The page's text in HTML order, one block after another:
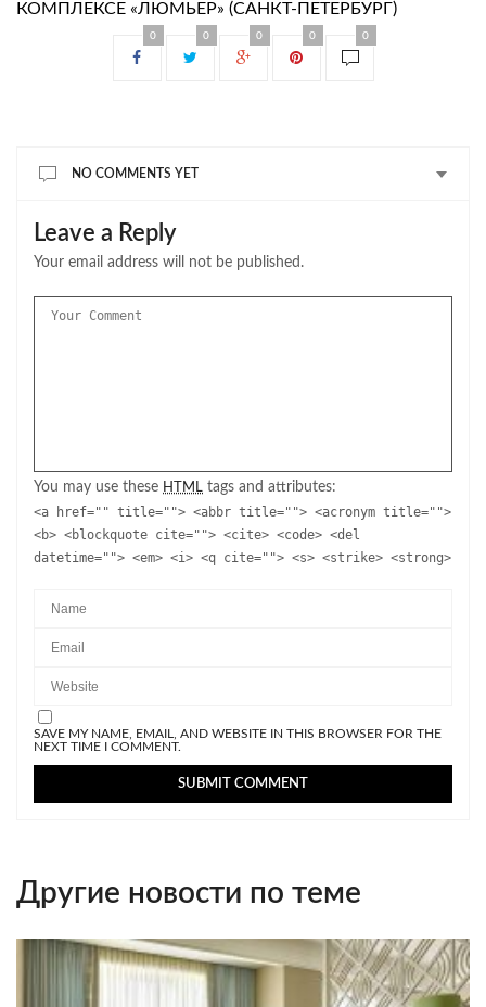
КОМПЛЕКСЕ «ЛЮМЬЕР» (САНКТ-ПЕТЕРБУРГ)
0 0 0 0 0
NO COMMENTS YET
Leave a Reply
Your email address will not be published.
You may use these HTML tags and attributes:
<a href="" title=""> <abbr title=""> <acronym title="">
<b> <blockquote cite=""> <cite> <code> <del
datetime=""> <em> <i> <q cite=""> <s> <strike> <strong>
SAVE MY NAME, EMAIL, AND WEBSITE IN THIS BROWSER FOR THE
NEXT TIME I COMMENT.
Другие новости по теме